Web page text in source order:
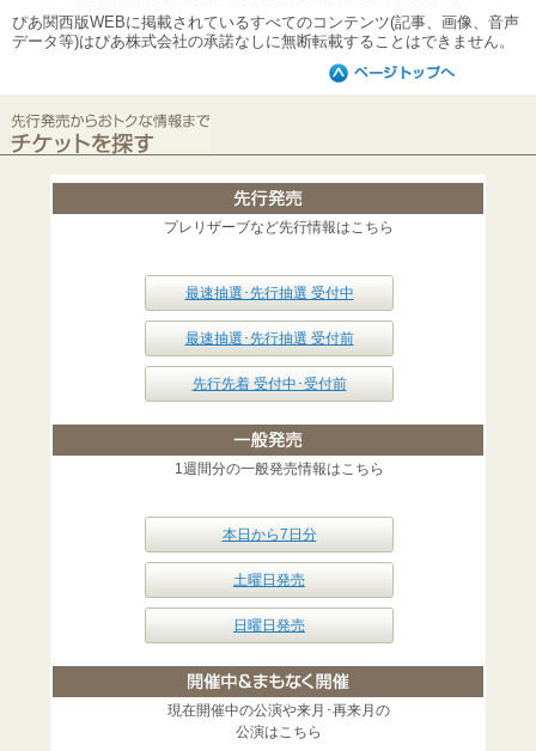
ぴあ関西版WEBに掲載されているすべてのコンテンツ(記事、画像、音声
データ等)はぴあ株式会社の承諾なしに無断転載することはできません。
プレリザーブなど先行情報はこちら
最速抽選･先行抽選 受付中
最速抽選･先行抽選 受付前
先行先着 受付中･受付前
1週間分の一般発売情報はこちら
本日から7日分
土曜日発売
日曜日発売
現在開催中の公演や来月･再来月の
公演はこちら